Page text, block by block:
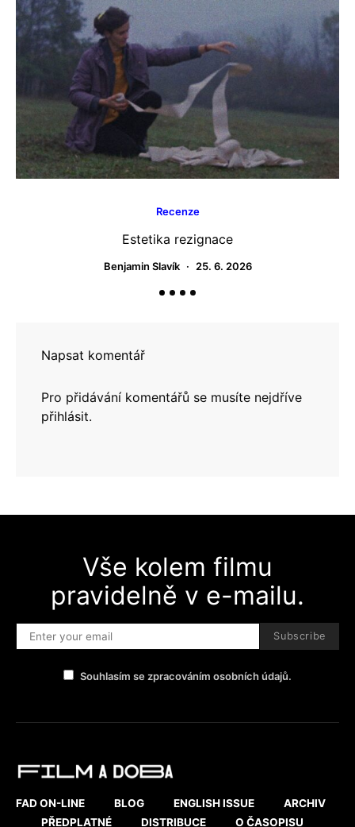
Recenze
Estetika rezignace
Benjamin Slavík 25. 6. 2026
Napsat komentář
Pro přidávání komentářů se musíte nejdříve
přihlásit.
Vše kolem filmu
pravidelně v e-mailu.
Subscribe
Souhlasím se zpracováním osobních údajů.
FAD ON-LINE BLOG ENGLISH ISSUE
ARCHIV
PŘEDPLATNÉ
DISTRIBUCE O ČASOPISU